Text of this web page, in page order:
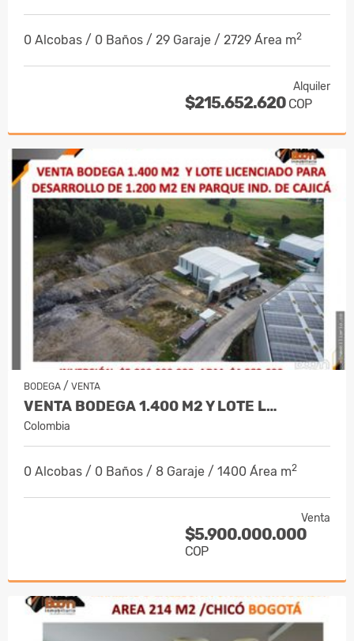
0 Alcobas / 0 Baños / 29 Garaje / 2729 Área m2
Alquiler
$215.652.620 COP
BODEGA / VENTA
VENTA BODEGA 1.400 M2 Y LOTE L…
Colombia
0 Alcobas / 0 Baños / 8 Garaje / 1400 Área m2
Venta
$5.900.000.000
COP